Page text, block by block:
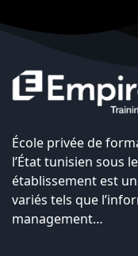
École privée de
l’État tunisien sous
établissement est
variés tels que
management…